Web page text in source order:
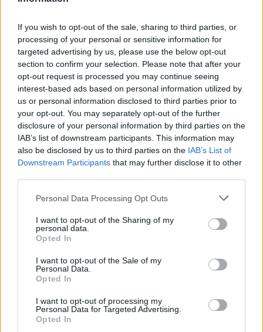
If you wish to opt-out of the sale, sharing to third parties, or
processing of your personal or sensitive information for
targeted advertising by us, please use the below opt-out
section to confirm your selection. Please note that after your
opt-out request is processed you may continue seeing
interest-based ads based on personal information utilized by
us or personal information disclosed to third parties prior to
your opt-out. You may separately opt-out of the further
disclosure of your personal information by third parties on the
IAB’s list of downstream participants. This information may
also be disclosed by us to third parties on the IAB’s List of
Downstream Participants that may further disclose it to other
Personal Data Processing Opt Outs
I want to opt-out of the Sharing of my
personal data.
Opted In
I want to opt-out of the Sale of my
Personal Data.
Opted In
I want to opt-out of processing my
Personal Data for Targeted Advertising.
Opted In
Komentáře
horolezkyně
HZS Středočeského kraje
pád
Příbramsko skála Svatý Jan Vltava
záchrana
záchranná služba
zranění
Předchozí článek
Účtení památky obětí
březohorské důlní katastrofy
Minigolf o víkendu zajhájil
SOUVISEJÍCÍ ČLÁNKY